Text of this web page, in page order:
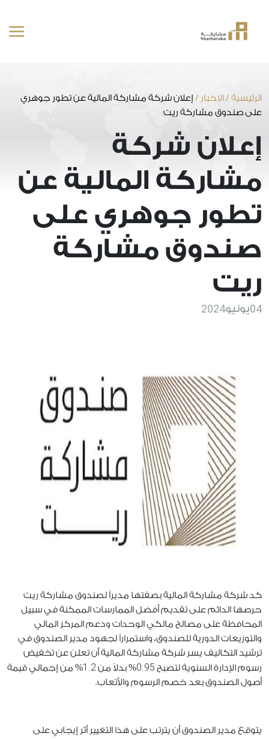
المحتوى
الرئيسية /الاخبار / إعلان شركة مشاركة المالية عن تطور جوهري
على صندوق مشاركة ريت
إعلان شركة
مشاركة المالية عن
تطور جوهري على
صندوق مشاركة
ريت
04يونيو2024
كد شركة مشاركة المالية بصفتها مديراً لصندوق مشاركة ريت
حرصها الدائم على تقديم أفضل الممارسات الممكنة في سبيل
المحافظة على مصالح مالكي الوحدات ودعم المركز المالي
والتوزيعات الدورية للصندوق، واستمراراً لجهود مدير الصندوق في
ترشيد التكاليف يسر شركة مشاركة المالية أن تعلن عن تخفيض
رسوم الإدارة السنوية لتصبح 0.95% بدلاً من1.2% من إجمالي قيمة
أصول الصندوق بعد خصم الرسوم والأتعاب.
يتوقع مدير الصندوق أن يترتب على هذا التغيير أثر إيجابي على